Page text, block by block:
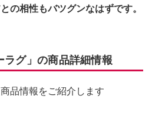
の相性もバツグンなはずです。
ラグ」の商品詳細情報
品情報をご紹介します